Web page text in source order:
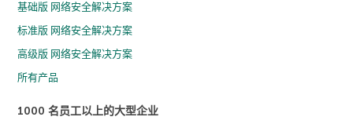
基础版 网络安全解决方案
标准版 网络安全解决方案
高级版 网络安全解决方案
所有产品
1000 名员工以上的大型企业